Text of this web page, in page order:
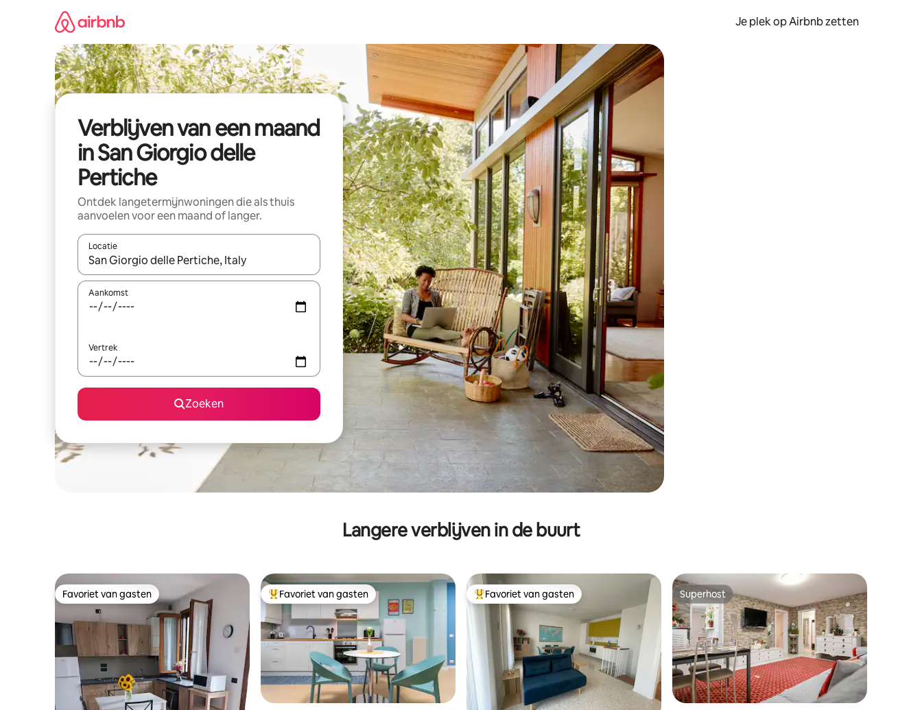
Je plek op Airbnb zetten
Verblijven van een maand
in San Giorgio delle
Pertiche
Ontdek langetermijnwoningen die als thuis
aanvoelen voor een maand of langer.
Locatie
Wanneer er resultaten beschikbaar zijn, maak je een keuze met je de pijltjestoetsen omhoog en omlaag, óf door te tikken of swipen.
Aankomst
Vertrek
Zoeken
Langere verblijven in de buurt
Favoriet van gasten
Favoriet van gasten Topfavoriet van gasten
Favoriet van gasten Topfavoriet van gasten
Favoriet van gasten Superhost
Superhost